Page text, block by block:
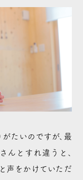
たいのですが、最
んとすれ違うと、
声をかけていただ